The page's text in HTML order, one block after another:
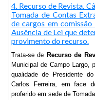
4. Recurso de Revista.
Tomada de Contas
de cargos em
Ausência de Lei que
provimento do recurso.
Trata-se de Recurso de
Municipal de Campo Largo,
qualidade de Presidente
Carlos Ferreira, em face
proferido em sede de